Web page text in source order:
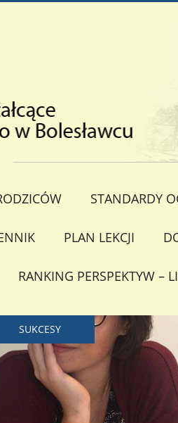
STANDARDY
PLAN LEKCJI
RANKING PERSPEKTYW –
SUKCESY